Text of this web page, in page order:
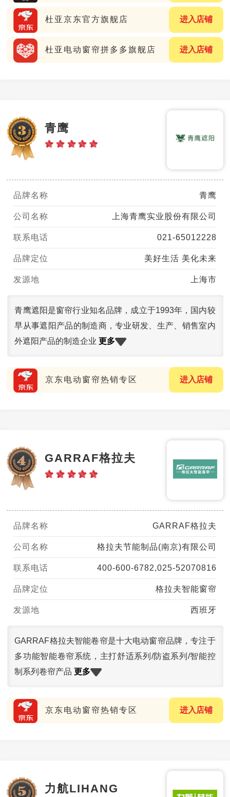
杜亚京东官方旗舰店 进入店铺
杜亚电动窗帘拼多多旗舰店 进入店铺
青鹰
品牌名称 青鹰
公司名称 上海青鹰实业股份有限公司
联系电话 021-65012228
品牌定位 美好生活 美化未来
发源地 上海市
青鹰遮阳是窗帘行业知名品牌，成立于1993年，国内较
早从事遮阳产品的制造商，专业研发、生产、销售室内
外遮阳产品的制造企业更多
京东电动窗帘热销专区 进入店铺
GARRAF格拉夫
品牌名称 GARRAF格拉夫
公司名称 格拉夫节能制品(南京)有限公司
联系电话 400-600-6782,025-52070816
品牌定位 格拉夫智能窗帘
发源地 西班牙
GARRAF格拉夫智能卷帘是十大电动窗帘品牌，专注于
多功能智能卷帘系统，主打舒适系列/防盗系列/智能控
制系列卷帘产品更多
京东电动窗帘热销专区 进入店铺
力航LIHANG